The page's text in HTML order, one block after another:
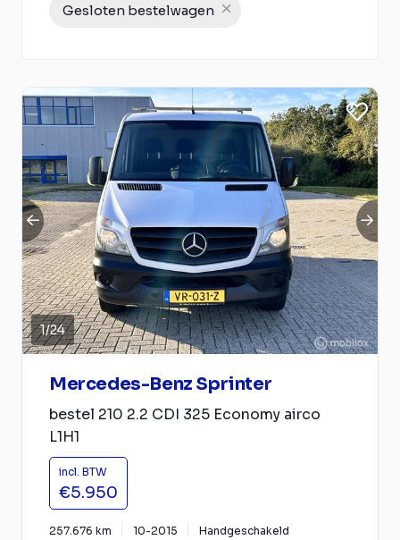
Gesloten bestelwagen
1/24
Mercedes-Benz Sprinter
bestel 210 2.2 CDI 325 Economy airco
L1H1
incl. BTW
€5.950
257.676 km 10-2015 Handgeschakeld